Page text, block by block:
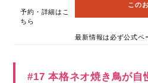
予約・詳細はこ
ちら
この
最新情報は必ず公式ペ
#17 本格ネオ焼き鳥が自